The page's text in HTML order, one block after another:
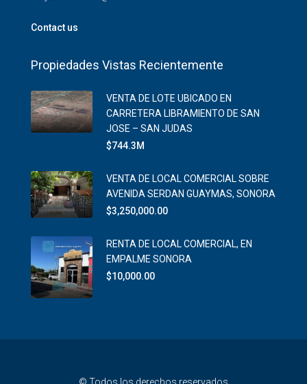
Contact us
Propiedades Vistas Recientemente
VENTA DE LOTE UBICADO EN
CARRETERA LIBRAMIENTO DE SAN
JOSE – SAN JUDAS
$744.3M
VENTA DE LOCAL COMERCIAL SOBRE
AVENIDA SERDAN GUAYMAS, SONORA
$3,250,000.00
RENTA DE LOCAL COMERCIAL, EN
EMPALME SONORA
$10,000.00